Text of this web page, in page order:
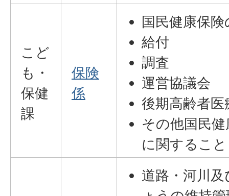
こど
も・
保健
課
保険
係
国民健康保
給付
調査
運営協議会
後期高齢者医
その他国民
に関すること
道路・河川